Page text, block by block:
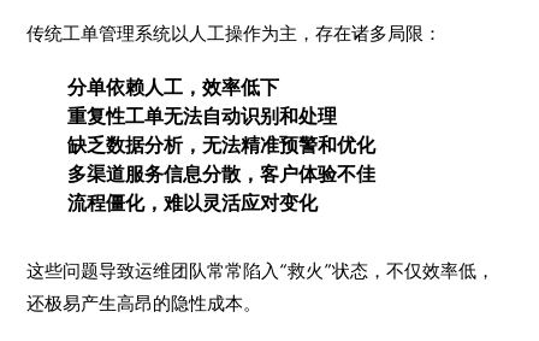
传统工单管理系统以人工操作为主，存在诸多局限：
分单依赖人工，效率低下
重复性工单无法自动识别和处理
缺乏数据分析，无法精准预警和优化
多渠道服务信息分散，客户体验不佳
流程僵化，难以灵活应对变化
这些问题导致运维团队常常陷入“救火”状态，不仅效率低，
还极易产生高昂的隐性成本。